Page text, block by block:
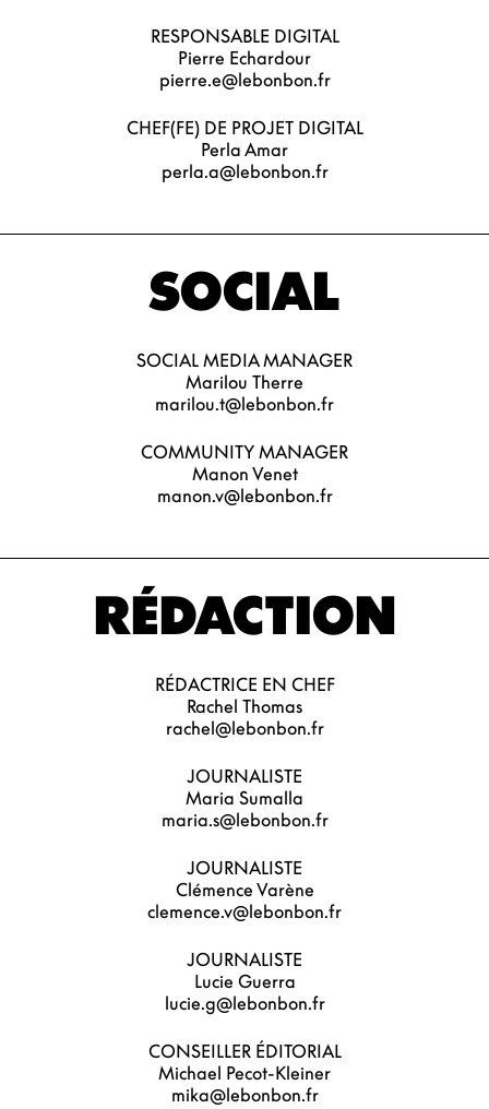
RESPONSABLE DIGITAL
Pierre Echardour
pierre.e@lebonbon.fr
CHEF(FE) DE PROJET DIGITAL
Perla Amar
perla.a@lebonbon.fr
SOCIAL
SOCIAL MEDIA MANAGER
Marilou Therre
marilou.t@lebonbon.fr
COMMUNITY MANAGER
Manon Venet
manon.v@lebonbon.fr
RÉDACTION
RÉDACTRICE EN CHEF
Rachel Thomas
rachel@lebonbon.fr
JOURNALISTE
Maria Sumalla
maria.s@lebonbon.fr
JOURNALISTE
Clémence Varène
clemence.v@lebonbon.fr
JOURNALISTE
Lucie Guerra
lucie.g@lebonbon.fr
CONSEILLER ÉDITORIAL
Michael Pecot-Kleiner
mika@lebonbon.fr